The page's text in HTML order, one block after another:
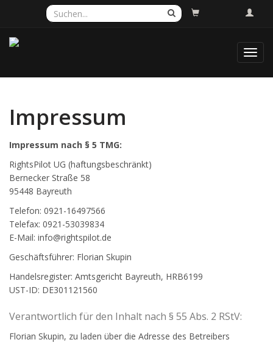
Impressum
Impressum nach § 5 TMG:
RightsPilot UG (haftungsbeschränkt)
Bernecker Straße 58
95448 Bayreuth
Telefon: 0921-16497566
Telefax: 0921-53039834
E-Mail: info@rightspilot.de
Geschäftsführer: Florian Skupin
Handelsregister: Amtsgericht Bayreuth, HRB6199
UST-ID: DE301121560
Verantwortlich für den Inhalt nach § 55 Abs. 2 RStV:
Florian Skupin, zu laden über die Adresse des Betreibers